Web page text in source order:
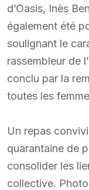
d’Oasis, Inès
également été
soulignant le
rassembleur de
conclu par la
toutes les
Un repas
quarantaine de
consolider les
collective.